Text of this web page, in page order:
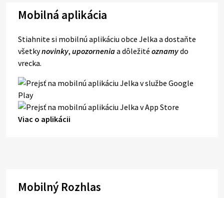
Mobilná aplikácia
Stiahnite si mobilnú aplikáciu obce Jelka a dostaňte
všetkynovinky, upozorneniaa dôležité oznamydo
vrecka.
Viac o aplikácii
Mobilný Rozhlas